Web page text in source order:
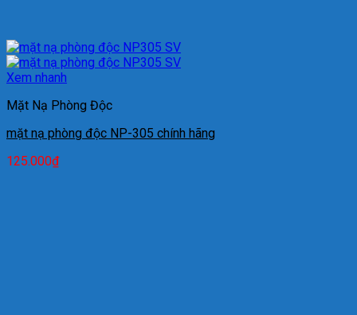
Xem nhanh
Mặt Nạ Phòng Độc
mặt nạ phòng độc NP-305 chính hãng
125.000₫